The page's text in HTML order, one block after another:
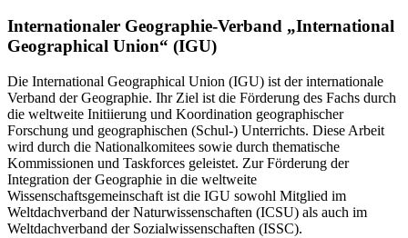
Internationaler Geographie-Verband „International
Geographical Union“ (IGU)
Die International Geographical Union (IGU) ist der internationale
Verband der Geographie. Ihr Ziel ist die Förderung des Fachs durch
die weltweite Initiierung und Koordination geographischer
Forschung und geographischen (Schul-) Unterrichts. Diese Arbeit
wird durch die Nationalkomitees sowie durch thematische
Kommissionen und Taskforces geleistet. Zur Förderung der
Integration der Geographie in die weltweite
Wissenschaftsgemeinschaft ist die IGU sowohl Mitglied im
Weltdachverband der Naturwissenschaften (ICSU) als auch im
Weltdachverband der Sozialwissenschaften (ISSC).